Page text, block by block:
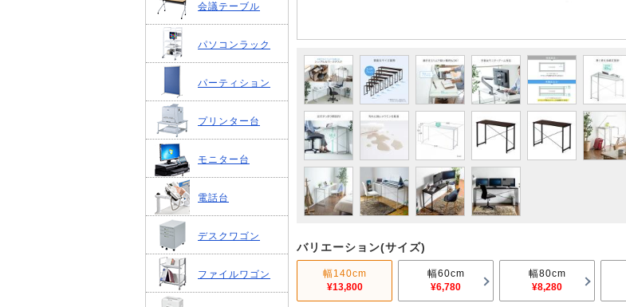
会議テーブル
パソコンラック
パーティション
プリンター台
モニター台
電話台
デスクワゴン
ファイルワゴン
バリエーション(サイズ)
幅140cm
¥13,800
幅60cm
¥6,780
幅80cm
¥8,280